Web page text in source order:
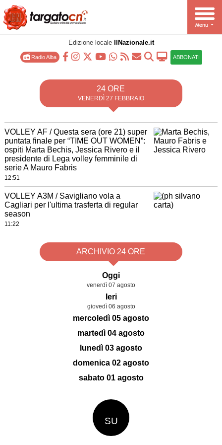
Edizione locale IlNazionale.it
Radio Alba ABBONATI
24 ORE
VENERDÌ 27 FEBBRAIO
VOLLEY AF / Questa sera (ore 21) super
puntata finale per “TIME OUT WOMEN”:
ospiti Marta Bechis, Jessica Rivero e il
presidente di Lega volley femminile di
serie A Mauro Fabris
12:51
VOLLEY A3M / Savigliano vola a
Cagliari per l'ultima trasferta di regular
season
11:22
ARCHIVIO 24 ORE
Oggi
venerdì 07 agosto
Ieri
giovedì 06 agosto
mercoledì 05 agosto
martedì 04 agosto
lunedì 03 agosto
domenica 02 agosto
sabato 01 agosto
SU